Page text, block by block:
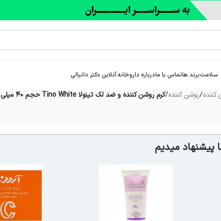
سلامتبرند هاتماس با مادرباره‌ داروخانه آنلاین دکتر دانیالی
/روشن کننده/کرم روشن کننده و ضد لک تینولا Tino White حجم 40 میلی لیتر
پیشنهاد میدیم